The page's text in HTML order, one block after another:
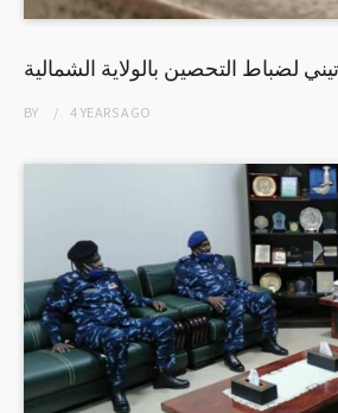
لضباط التحصين بالولاية الشمالية
BY 4 YEARSAGO